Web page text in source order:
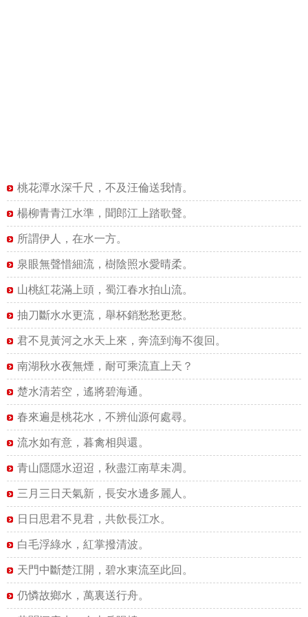
桃花潭水深千尺，不及汪倫送我情。
楊柳青青江水準，聞郎江上踏歌聲。
所謂伊人，在水一方。
泉眼無聲惜細流，樹陰照水愛晴柔。
山桃紅花滿上頭，蜀江春水拍山流。
抽刀斷水水更流，舉杯銷愁愁更愁。
君不見黃河之水天上來，奔流到海不復回。
南湖秋水夜無煙，耐可乘流直上天？
楚水清若空，遙將碧海通。
春來遍是桃花水，不辨仙源何處尋。
流水如有意，暮禽相與還。
青山隱隱水迢迢，秋盡江南草未凋。
三月三日天氣新，長安水邊多麗人。
日日思君不見君，共飲長江水。
白毛浮綠水，紅掌撥清波。
天門中斷楚江開，碧水東流至此回。
仍憐故鄉水，萬裏送行舟。